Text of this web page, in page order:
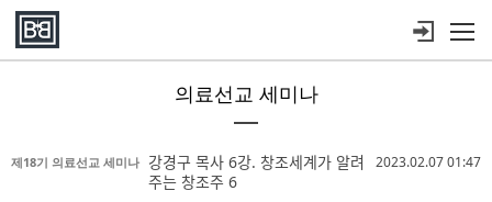
의료선교 세미나
제18기 의료선교 세미나 2023.02.07 01:47
강경구 목사 6강. 창조세계가 알려
주는 창조주 6
Sketchbook5, 스케치북5
Sketchbook5, 스케치북5
Sketchbook5, 스케치북5
Sketchbook5, 스케치북5